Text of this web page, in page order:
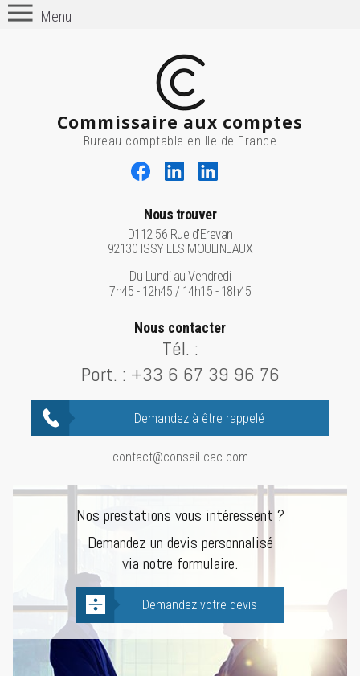
Menu
Commissaire aux comptes
Bureau comptable en Ile de France
Nous trouver
D112 56 Rue d'Erevan
92130 ISSY LES MOULINEAUX
Du Lundi au Vendredi
7h45 - 12h45 / 14h15 - 18h45
Nous contacter
Tél. :
Port. : +33 6 67 39 96 76
Demandez à être rappelé
contact@conseil-cac.com
Nos prestations vous intéressent ?
Demandez un devis personnalisé
via notre formulaire.
Demandez votre devis